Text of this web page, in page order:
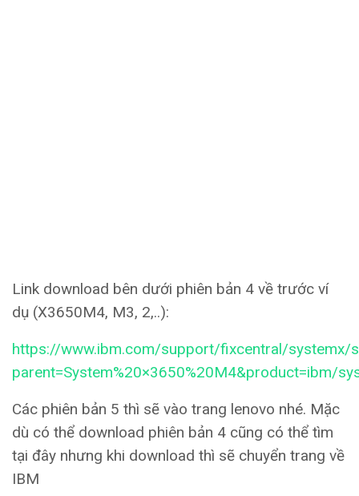
Link download bên dưới phiên bản 4 về trước ví
dụ (X3650M4, M3, 2,..):
https://www.ibm.com/support/fixcentral/systemx/
parent=System%20×3650%20M4&product=ibm/
Các phiên bản 5 thì sẽ vào trang lenovo nhé. Mặc
dù có thể download phiên bản 4 cũng có thể tìm
tại đây nhưng khi download thì sẽ chuyển trang về
IBM